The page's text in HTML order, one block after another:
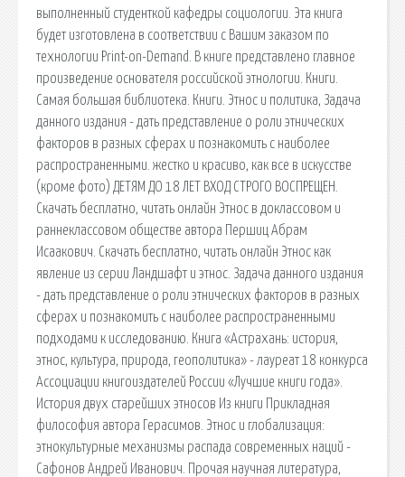
выполненный студенткой кафедры социологии. Эта книга
будет изготовлена в соответствии с Вашим заказом по
технологии Print-on-Demand. В книге представлено главное
произведение основателя российской этнологии. Книги.
Самая большая библиотека. Книги. Этнос и политика, Задача
данного издания - дать представление о роли этнических
факторов в разных сферах и познакомить с наиболее
распространенными. жестко и красиво, как все в искусстве
(кроме фото) ДЕТЯМ ДО 18 ЛЕТ ВХОД СТРОГО ВОСПРЕЩЕН.
Скачать бесплатно, читать онлайн Этнос в доклассовом и
раннеклассовом обществе автора Першиц Абрам
Исаакович. Скачать бесплатно, читать онлайн Этнос как
явление из серии Ландшафт и этнос. Задача данного издания
- дать представление о роли этнических факторов в разных
сферах и познакомить с наиболее распространенными
подходами к исследованию. Книга «Астрахань: история,
этнос, культура, природа, геополитика» - лауреат 18 конкурса
Ассоциации книгоиздателей России «Лучшие книги года».
История двух старейших этносов Из книги Прикладная
философия автора Герасимов. Этнос и глобализация:
этнокультурные механизмы распада современных наций -
Сафонов Андрей Иванович. Прочая научная литература,